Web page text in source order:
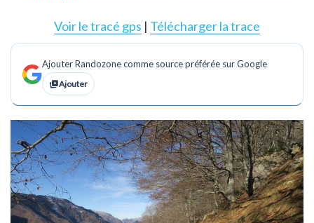
Voir le tracé gps | Télécharger la trace
Ajouter Randozone comme source préférée sur Google
Ajouter